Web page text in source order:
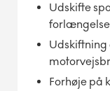
Udskifte
Forhøje på